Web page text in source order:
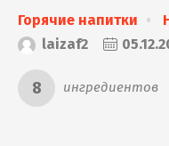
Горячие напитки
laizaf2
8 ингредиентов